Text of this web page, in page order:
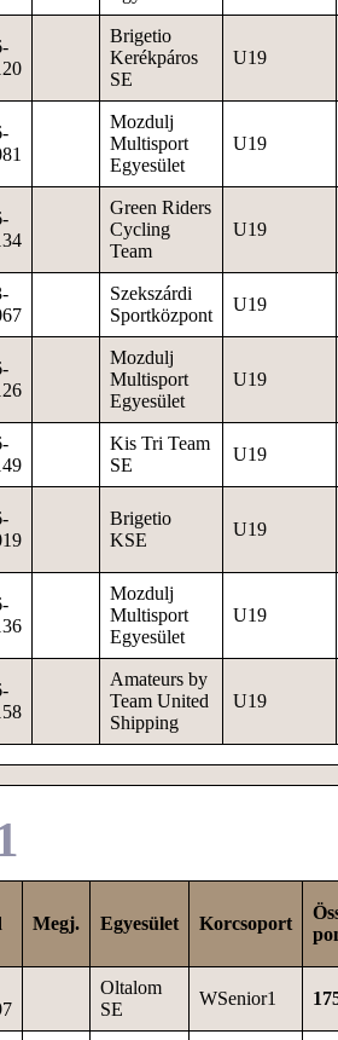
Brigetio
Kerékpáros
SE
U19
Mozdulj
Multisport
Egyesület
U19
Green Riders
Cycling
Team
U19
Szekszárdi
Sportközpont
U19
Mozdulj
Multisport
Egyesület
U19
Kis Tri Team
SE
U19
Brigetio
KSE
U19
Mozdulj
Multisport
Egyesület
U19
Amateurs by
Team United
Shipping
U19
Megj. Egyesület Korcsoport
Oltalom
SE
WSenior1